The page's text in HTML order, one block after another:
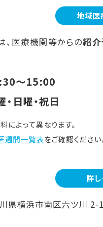
地域医
、医療機関等からの紹介
～15:00
・日曜・祝日
よって異なります。
週間一覧表をご確認ください
詳し
県横浜市南区六ツ川 2-